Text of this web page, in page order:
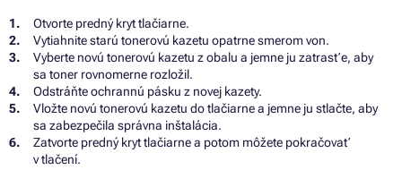
Otvorte predný kryt tlačiarne.
Vytiahnite starú tonerovú kazetu opatrne smerom von.
Vyberte novú tonerovú kazetu z obalu a jemne ju zatrasťe, aby
sa toner rovnomerne rozložil.
Odstráňte ochrannú pásku z novej kazety.
Vložte novú tonerovú kazetu do tlačiarne a jemne ju stlačte, aby
sa zabezpečila správna inštalácia.
Zatvorte predný kryt tlačiarne a potom môžete pokračovať
v tlačení.